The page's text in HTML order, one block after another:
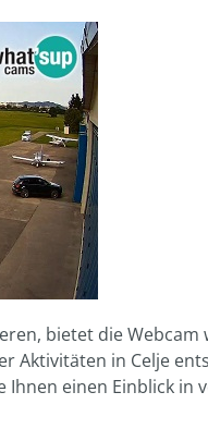
bietet die
Aktivitäten in Celje
einen Einblick in